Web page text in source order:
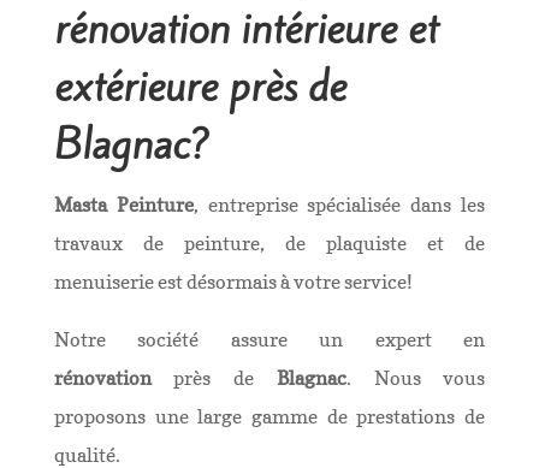
rénovation intérieure et
extérieure près de
Blagnac?
Masta Peinture, entreprise spécialisée dans les
travaux de peinture, de plaquiste et de
menuiserie est désormais à votre service!
Notre société assure un
expert en
rénovationprès de Blagnac. Nous vous
proposons une large gamme de prestations de
qualité.